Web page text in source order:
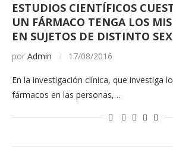
ESTUDIOS CIENTÍFICOS
UN FÁRMACO TENGA LOS
EN SUJETOS DE DISTINTO
por Admin 17/08/2016
En la investigación clínica, que investiga
fármacos en las personas,…